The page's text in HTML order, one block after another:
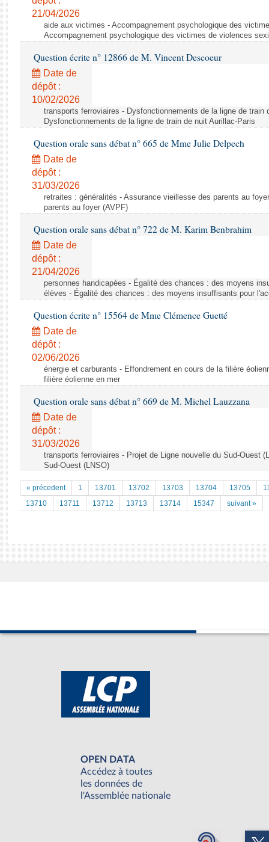
21/04/2026
aide aux victimes - Accompagnement psychologique des
Accompagnement psychologique des victimes de violences
Question écrite n° 12866 de M. Vincent Descoeur
Date de
dépôt :
10/02/2026
transports ferroviaires - Dysfonctionnements de la ligne de train
Dysfonctionnements de la ligne de train de nuit Aurillac-Paris
Question orale sans débat n° 665 de Mme Julie Delpech
Date de
dépôt :
31/03/2026
retraites : généralités - Assurance vieillesse des parents au
parents au foyer (AVPF)
Question orale sans débat n° 722 de M. Karim Benbrahim
Date de
dépôt :
21/04/2026
personnes handicapées - Égalité des chances : des moyens
élèves - Égalité des chances : des moyens insuffisants pour
Question écrite n° 15564 de Mme Clémence Guetté
Date de
dépôt :
02/06/2026
énergie et carburants - Effondrement en cours de la filière
filière éolienne en mer
Question orale sans débat n° 669 de M. Michel Lauzzana
Date de
dépôt :
31/03/2026
transports ferroviaires - Projet de Ligne nouvelle du Sud-Ouest
Sud-Ouest (LNSO)
« précedent 1 13701 13702 13703 13704 13705
13710
13711 13712 13713 13714 15347 suivant »
OPEN DATA
Accédez à toutes
les données de
l'Assemblée nationale